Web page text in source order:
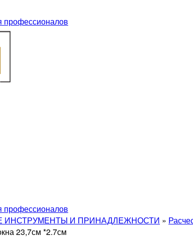
профессионалов
профессионалов
ИНСТРУМЕНТЫ И ПРИНАДЛЕЖНОСТИ »
23,7см *2.7см